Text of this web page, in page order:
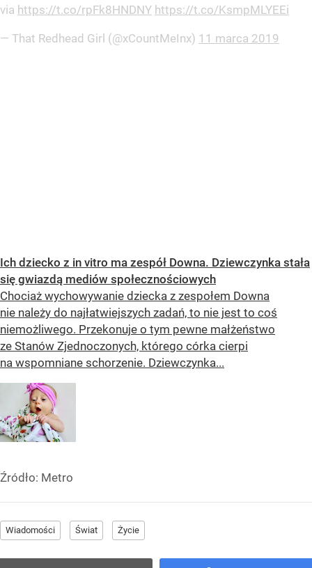
via https://t.co/rpFk8HNDNY https://t.co/KsmpMLYEEi
— That Redhead Girl (@xCountMeInx) 11 marca 2019
Ich dziecko z in vitro ma zespół Downa. Dziewczynka stała
się gwiazdą mediów społecznościowych
Chociaż wychowywanie dziecka z zespołem Downa
nie należy do najłatwiejszych zadań, to nie jest to coś
niemożliwego. Przekonuje o tym pewne małżeństwo
ze Stanów Zjednoczonych, którego córka cierpi
na wspomniane schorzenie. Dziewczynka...
Źródło: Metro
Wiadomości Świat Życie